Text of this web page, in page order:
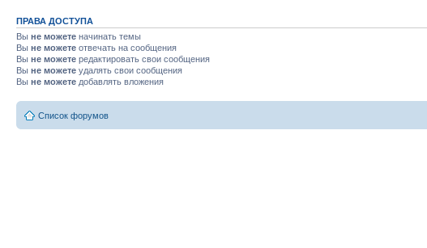
ПРАВА ДОСТУПА
Вы не можете начинать темы
Вы не можете отвечать на сообщения
Вы не можете редактировать свои сообщения
Вы не можете удалять свои сообщения
Вы не можете добавлять вложения
Список форумов